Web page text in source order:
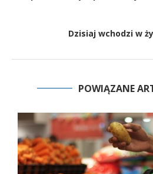
Dzisiaj wchodzi w
POWIĄZANE